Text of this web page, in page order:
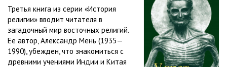
Третья книга из серии «История
религии» вводит читателя в
загадочный мир восточных религий.
Ее автор, Александр Мень (1935—
1990), убежден, что знакомиться с
древними учениями Индии и Китая